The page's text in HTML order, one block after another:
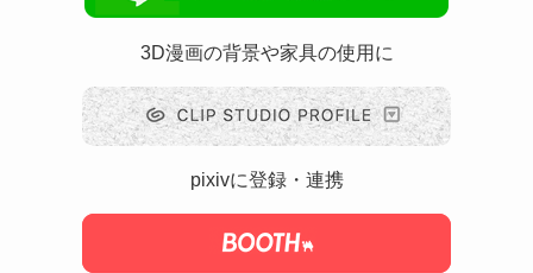
3D漫画の背景や家具の使用に
pixivに登録・連携